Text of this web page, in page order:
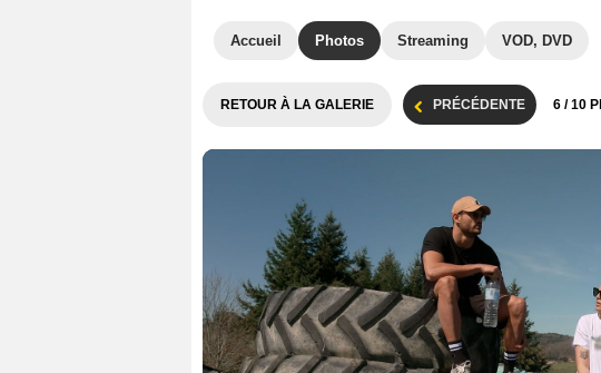
Accueil Photos Streaming VOD, DVD
RETOUR À LA GALERIE PRÉCÉDENTE 6 / 10